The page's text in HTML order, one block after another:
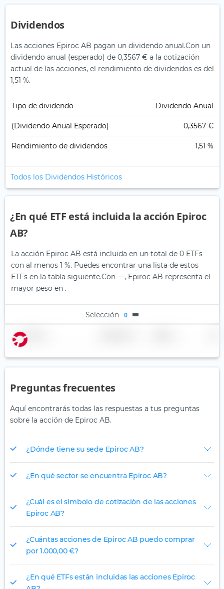
Dividendos
Las acciones Epiroc AB pagan un dividendo anual.Con un
dividendo anual (esperado) de 0,3567 € a la cotización
actual de las acciones, el rendimiento de dividendos es del
1,51 %.
Tipo de dividendo Dividendo Anual
(Dividendo Anual Esperado) 0,3567 €
Rendimiento de dividendos 1,51 %
Todos los Dividendos Históricos
¿En qué ETF está incluida la acción Epiroc
AB?
La acción Epiroc AB está incluida en un total de 0 ETFs
con al menos 1 %. Puedes encontrar una lista de estos
ETFs en la tabla siguiente.Con —, Epiroc AB representa el
mayor peso en .
Selección 0
Nombre
Preguntas frecuentes
Aquí encontrarás todas las respuestas a tus preguntas
sobre la acción de Epiroc AB.
¿Dónde tiene su sede Epiroc AB?
¿En qué sector se encuentra Epiroc AB?
¿Cuál es el símbolo de cotización de las acciones
Epiroc AB?
¿Cuántas acciones de Epiroc AB puedo comprar
por 1.000,00 €?
¿En qué ETFs están incluidas las acciones Epiroc